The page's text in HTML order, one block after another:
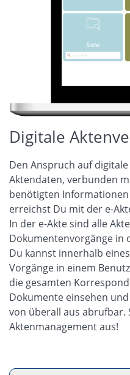
Digitale
Den Anspruch auf
Aktendaten, verbunden
benötigten
erreichst Du mit der e-
In der e-Akte sind alle
Dokumentenvorgänge in
Du kannst innerhalb
Vorgänge in einem
die gesamten
Dokumente einsehen
von überall aus abrufbar.
Aktenmanagement aus!